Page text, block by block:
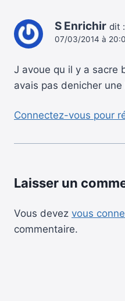
S Enrichir dit :
07/03/2014 à
J avoue qu il y a sacre
avais pas denicher
Connectez-vous pour
Laisser un
Vous devez vous
commentaire.